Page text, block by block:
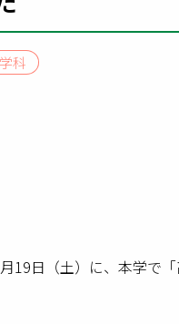
科
19日（土）に、本学で